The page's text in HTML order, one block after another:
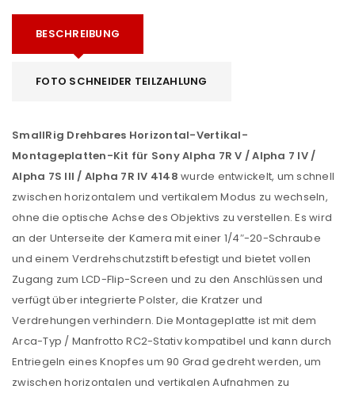
BESCHREIBUNG
FOTO SCHNEIDER TEILZAHLUNG
SmallRig Drehbares Horizontal-Vertikal-
Montageplatten-Kit für Sony Alpha 7R V / Alpha 7 IV /
Alpha 7S III / Alpha 7R IV 4148 wurde entwickelt, um schnell
zwischen horizontalem und vertikalem Modus zu wechseln,
ohne die optische Achse des Objektivs zu verstellen. Es wird
an der Unterseite der Kamera mit einer 1/4″-20-Schraube
und einem Verdrehschutzstift befestigt und bietet vollen
Zugang zum LCD-Flip-Screen und zu den Anschlüssen und
verfügt über integrierte Polster, die Kratzer und
Verdrehungen verhindern. Die Montageplatte ist mit dem
Arca-Typ / Manfrotto RC2-Stativ kompatibel und kann durch
Entriegeln eines Knopfes um 90 Grad gedreht werden, um
zwischen horizontalen und vertikalen Aufnahmen zu